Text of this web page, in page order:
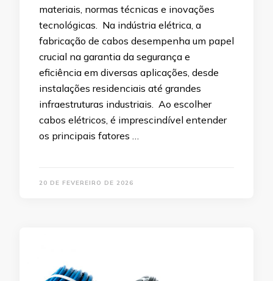
materiais, normas técnicas e inovações
tecnológicas. Na indústria elétrica, a
fabricação de cabos desempenha um papel
crucial na garantia da segurança e
eficiência em diversas aplicações, desde
instalações residenciais até grandes
infraestruturas industriais. Ao escolher
cabos elétricos, é imprescindível entender
os principais fatores …
20 DE FEVEREIRO DE 2026